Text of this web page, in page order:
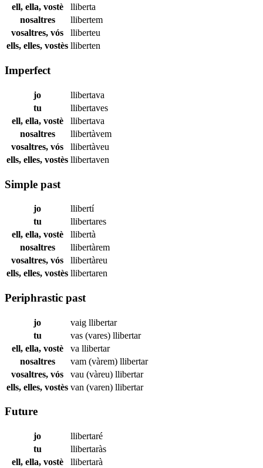
ell, ella, vostè
lliberta
nosaltres
llibertem
vosaltres, vós
lliberteu
ells, elles, vostès lliberten
Imperfect
jo
llibertava
tu
llibertaves
ell, ella, vostè
llibertava
nosaltres
llibertàvem
vosaltres, vós
llibertàveu
ells, elles, vostès llibertaven
Simple past
jo
llibertí
tu
llibertares
ell, ella, vostè
llibertà
nosaltres
llibertàrem
vosaltres, vós
llibertàreu
ells, elles, vostès llibertaren
Periphrastic past
jo vaig llibertar
tu
vas (vares) llibertar
ell, ella, vostè
va llibertar
nosaltres
vam (vàrem) llibertar
vosaltres, vós
vau (vàreu) llibertar
ells, elles, vostès van (varen) llibertar
Future
jo
llibertaré
tu
llibertaràs
ell, ella, vostè
llibertarà